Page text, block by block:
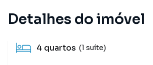
Detalhes do imóvel
4 quartos (1 suíte)